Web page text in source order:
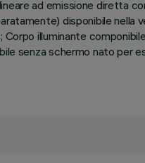
ad emissione diretta
disponibile
Corpo illuminante
senza schermo nato per